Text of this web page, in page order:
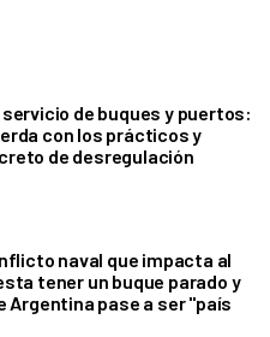
de buques y puertos:
con los prácticos y
de desregulación
naval que impacta al
tener un buque parado y
Argentina pase a ser "país